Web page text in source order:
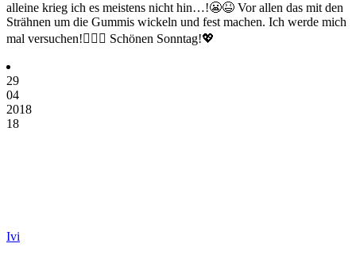
alleine krieg ich es meistens nicht hin…!😬😆 Vor allen das mit den
Strähnen um die Gummis wickeln und fest machen. Ich werde mich
mal versuchen!👌🏼😜 Schönen Sonntag!💖
29
04
2018
18
Ivi